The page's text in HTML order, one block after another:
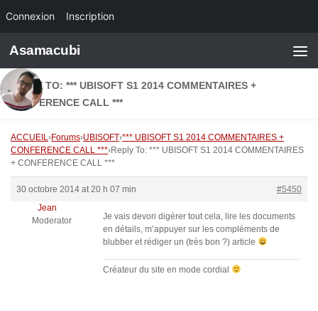
Connexion Inscription
Skip to content
Asamacubi
REPLY TO: *** UBISOFT S1 2014 COMMENTAIRES +
CONFERENCE CALL ***
ACCUEIL›Forums›UBISOFT›*** UBISOFT S1 2014 COMMENTAIRES +
CONFERENCE CALL ***›Reply To: *** UBISOFT S1 2014 COMMENTAIRES
+ CONFERENCE CALL ***
30 octobre 2014 at 20 h 07 min
#5450
Jean
Moderator
Je vais devori digérer tout cela, lire les documents
en détails, m’appuyer sur les compléments de
blubber et rédiger un (très bon ?) article
Créateur du site en mode cordial